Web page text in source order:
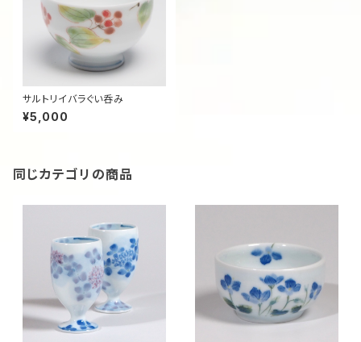
サルトリイバラぐい呑み
¥5,000
同じカテゴリの商品